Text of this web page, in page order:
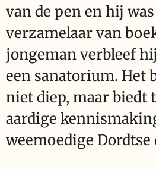
van de pen en hij
verzamelaar van
jongeman verbleef
een sanatorium. Het
niet diep, maar biedt
aardige
weemoedige Dordtse